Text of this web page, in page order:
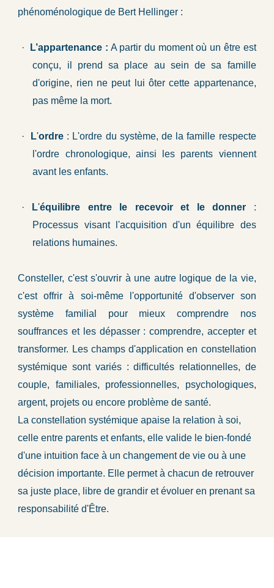
phénoménologique de Bert Hellinger :
· L’appartenance : A partir du moment où un être est
conçu, il prend sa place au sein de sa famille
d'origine, rien ne peut lui ôter cette appartenance,
pas même la mort.
· L'ordre : L'ordre du système, de la famille respecte
l'ordre chronologique, ainsi les parents viennent
avant les enfants.
· L'équilibre entre le recevoir et le donner :
Processus visant l'acquisition d'un équilibre des
relations humaines.
Consteller, c'est s'ouvrir à une autre logique de la vie,
c'est offrir à soi-même l'opportunité d'observer son
système familial pour mieux comprendre nos
souffrances et les dépasser : comprendre, accepter et
transformer. Les champs d'application en constellation
systémique sont variés : difficultés relationnelles, de
couple, familiales, professionnelles, psychologiques,
argent, projets ou encore problème de santé.
La constellation systémique apaise la relation à soi,
celle entre parents et enfants, elle valide le bien-fondé
d'une intuition face à un changement de vie ou à une
décision importante. Elle permet à chacun de retrouver
sa juste place, libre de grandir et évoluer en prenant sa
responsabilité d'Être.